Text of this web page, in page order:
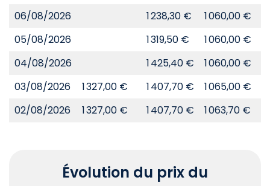
06/08/2026
1 238,30 € 1 060,00 €
05/08/2026
1 319,50 € 1 060,00 €
04/08/2026
1 425,40 € 1 060,00 €
03/08/2026
1 327,00 € 1 407,70 € 1 065,00 €
02/08/2026
1 327,00 € 1 407,70 € 1 063,70 €
Évolution du prix du